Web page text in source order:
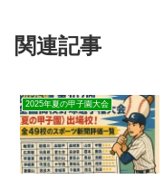
関連記事
2025年夏の甲子園大会